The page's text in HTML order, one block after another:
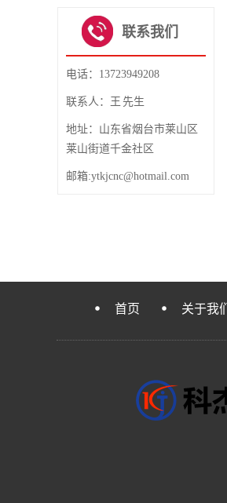
联系我们
电话：13723949208
联系人：王 先生
地址：山东省烟台市莱山区
莱山街道千金社区
邮箱:ytkjcnc@hotmail.com
首页 关于我们